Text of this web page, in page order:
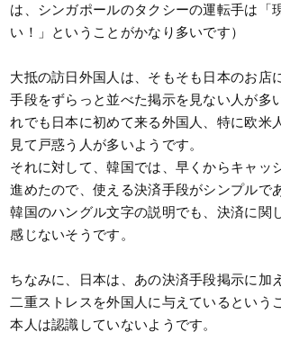
は、シンガポールのタクシーの運転手は「
い！」ということがかなり多いです）
大抵の訪日外国人は、そもそも日本のお店
手段をずらっと並べた掲示を見ない人が多
れでも日本に初めて来る外国人、特に欧米
見て戸惑う人が多いようです。
それに対して、韓国では、早くからキャッ
進めたので、使える決済手段がシンプルで
韓国のハングル文字の説明でも、決済に関
感じないそうです。
ちなみに、日本は、あの決済手段掲示に加
二重ストレスを外国人に与えているという
本人は認識していないようです。